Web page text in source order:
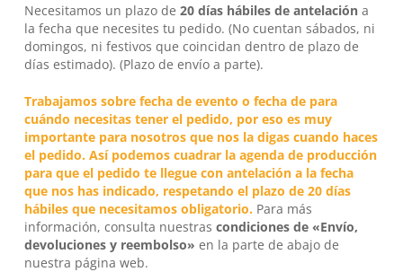
Necesitamos un plazo de 20 días hábiles de antelacióna
la fecha que necesites tu pedido. (No cuentan sábados, ni
domingos, ni festivos que coincidan dentro de plazo de
días estimado). (Plazo de envío a parte).
Trabajamos sobre fecha de evento o fecha de para
cuándo necesitas tener el pedido, por eso es muy
importante para nosotros que nos la digas cuando haces
el pedido. Así podemos cuadrar la agenda de producción
para que el pedido te llegue con antelación a la fecha
que nos has indicado, respetando el plazo de 20 días
hábiles que necesitamos obligatorio. Para más
información, consulta nuestras condiciones de «Envío,
devoluciones y reembolso» en la parte de abajo de
nuestra página web.